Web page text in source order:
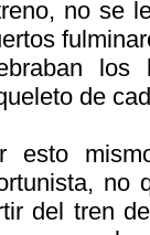
no se
de
esto
no
del tren